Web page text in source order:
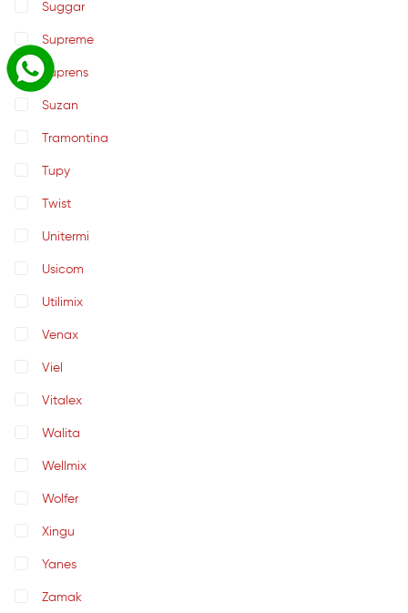
Suggar
Supreme
Suprens
Suzan
Tramontina
Tupy
Twist
Unitermi
Usicom
Utilimix
Venax
Viel
Vitalex
Walita
Wellmix
Wolfer
Xingu
Yanes
Zamak